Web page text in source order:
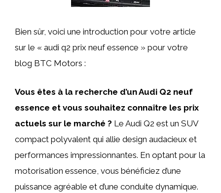
Bien sûr, voici une introduction pour votre article
sur le « audi q2 prix neuf essence » pour votre
blog BTC Motors :
Vous êtes à la recherche d’un Audi Q2 neuf
essence et vous souhaitez connaître les prix
actuels sur le marché ? Le Audi Q2 est un SUV
compact polyvalent qui allie design audacieux et
performances impressionnantes. En optant pour la
motorisation essence, vous bénéficiez d’une
puissance agréable et d’une conduite dynamique.